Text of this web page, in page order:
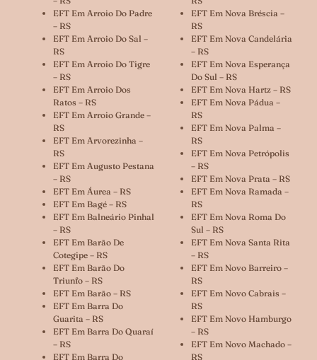
EFT Em Arroio Do Padre
– RS
EFT Em Arroio Do Sal –
RS
EFT Em Arroio Do Tigre
– RS
EFT Em Arroio Dos
Ratos – RS
EFT Em Arroio Grande –
RS
EFT Em Arvorezinha –
RS
EFT Em Augusto Pestana
– RS
EFT Em Áurea – RS
EFT Em Bagé – RS
EFT Em Balneário Pinhal
– RS
EFT Em Barão De
Cotegipe – RS
EFT Em Barão Do
Triunfo – RS
EFT Em Barão – RS
EFT Em Barra Do
Guarita – RS
EFT Em Barra Do Quaraí
– RS
EFT Em Barra Do
EFT Em Nova Bréscia –
RS
EFT Em Nova Candelária
– RS
EFT Em Nova Esperança
Do Sul – RS
EFT Em Nova Hartz – RS
EFT Em Nova Pádua –
RS
EFT Em Nova Palma –
RS
EFT Em Nova Petrópolis
– RS
EFT Em Nova Prata – RS
EFT Em Nova Ramada –
RS
EFT Em Nova Roma Do
Sul – RS
EFT Em Nova Santa Rita
– RS
EFT Em Novo Barreiro –
RS
EFT Em Novo Cabrais –
RS
EFT Em Novo Hamburgo
– RS
EFT Em Novo Machado –
RS